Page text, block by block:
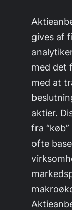
gives af
med det
med at
aktier.
fra
ofte